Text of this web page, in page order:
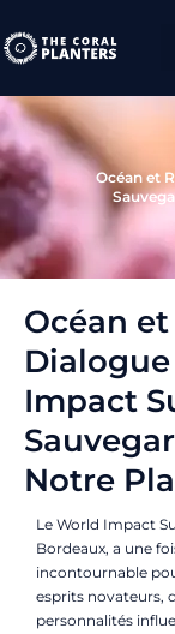
au
contenu
Océan et
Océan
Impact
Notre
Le World Impact
Bordeaux, a une
incontournable
esprits novateurs,
personnalités